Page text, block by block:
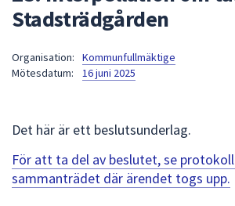
Stadsträdgården
Organisation:
Kommunfullmäktige
Mötesdatum:
16 juni 2025
Det här är ett beslutsunderlag.
För att ta del av beslutet, se
sammanträdet där ärendet togs upp.